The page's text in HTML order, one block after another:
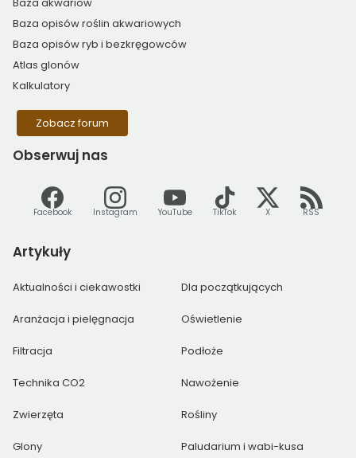
Baza opisów roślin akwariowych
Baza opisów ryb i bezkręgowców
Atlas glonów
Kalkulatory
Zobacz forum
Obserwuj nas
Facebook Instagram YouTube TikTok X RSS
Artykuły
Aktualności i ciekawostki Dla początkujących
Aranżacja i pielęgnacja Oświetlenie
Filtracja Podłoże
Technika CO2 Nawożenie
Zwierzęta Rośliny
Glony Paludarium i wabi-kusa